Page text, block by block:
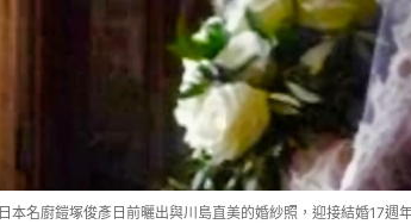
日本名廚鎧塚俊彥日前曬出與川島直美的婚紗照，迎接結婚17週